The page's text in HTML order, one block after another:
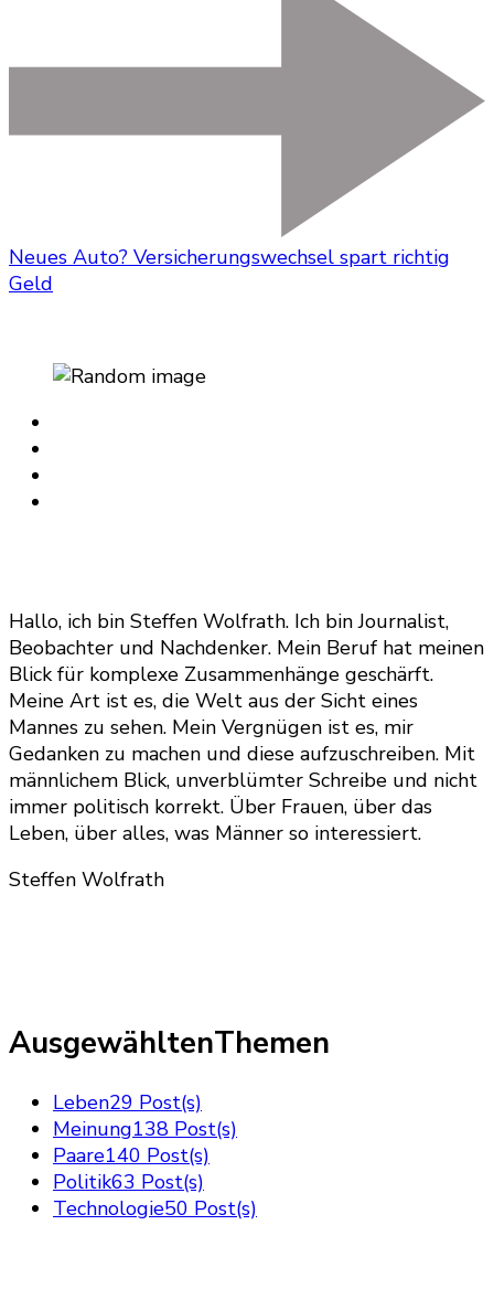
Neues Auto? Versicherungswechsel spart richtig
Geld
Hallo, ich bin Steffen Wolfrath. Ich bin Journalist,
Beobachter und Nachdenker. Mein Beruf hat meinen
Blick für komplexe Zusammenhänge geschärft.
Meine Art ist es, die Welt aus der Sicht eines
Mannes zu sehen. Mein Vergnügen ist es, mir
Gedanken zu machen und diese aufzuschreiben. Mit
männlichem Blick, unverblümter Schreibe und nicht
immer politisch korrekt. Über Frauen, über das
Leben, über alles, was Männer so interessiert.
Steffen Wolfrath
AusgewähltenThemen
Leben29 Post(s)
Meinung138 Post(s)
Paare140 Post(s)
Politik63 Post(s)
Technologie50 Post(s)